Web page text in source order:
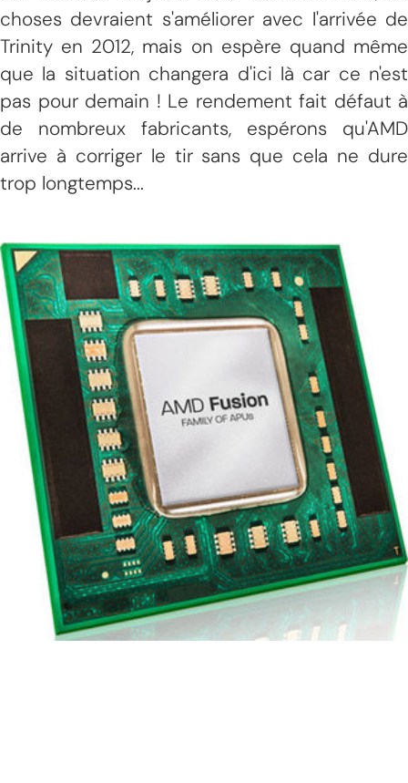
choses devraient s'améliorer avec l'arrivée de
Trinity en 2012, mais on espère quand même
que la situation changera d'ici là car ce n'est
pas pour demain ! Le rendement fait défaut à
de nombreux fabricants, espérons qu'AMD
arrive à corriger le tir sans que cela ne dure
trop longtemps...